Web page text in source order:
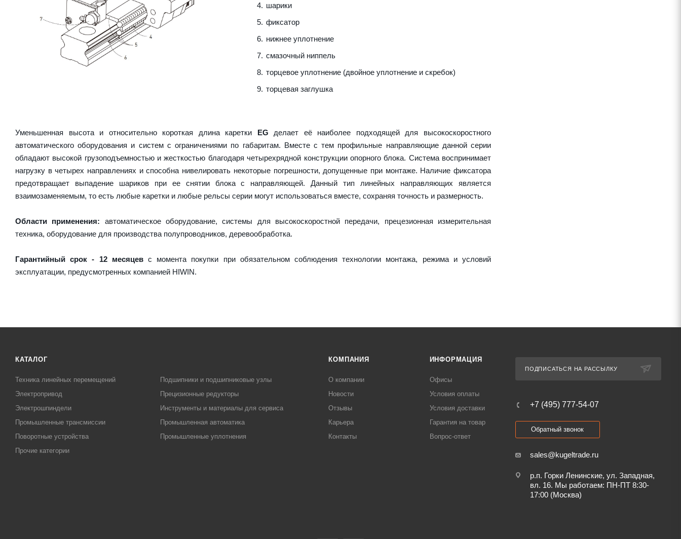
шарики
фиксатор
нижнее уплотнение
смазочный ниппель
торцевое уплотнение (двойное уплотнение и скребок)
торцевая заглушка
Уменьшенная высота и относительно короткая длина каретки EG делает её наиболее подходящей для высокоскоростного
автоматического оборудования и систем с ограничениями по габаритам. Вместе с тем профильные направляющие данной серии
обладают высокой грузоподъемностью и жесткостью благодаря четырехрядной конструкции опорного блока. Система воспринимает
нагрузку в четырех направлениях и способна нивелировать некоторые погрешности, допущенные при монтаже. Наличие фиксатора
предотвращает выпадение шариков при ее снятии блока с направляющей. Данный тип линейных направляющих является
взаимозаменяемым, то есть любые каретки и любые рельсы серии могут использоваться вместе, сохраняя точность и размерность.
Области применения: автоматическое оборудование, системы для высокоскоростной передачи, прецезионная измерительная
техника, оборудование для производства полупроводников, деревообработка.
Гарантийный срок - 12 месяцевс момента покупки при обязательном соблюдения технологии монтажа, режима и условий
эксплуатации, предусмотренных компанией HIWIN.
КАТАЛОГ
Техника линейных перемещений
Подшипники и подшипниковые узлы
Электропривод
Прецизионные редукторы
Электрошпиндели
Инструменты и материалы для сервиса
Промышленные трансмиссии
Промышленная автоматика
Поворотные устройства
Промышленные уплотнения
Прочие категории
КОМПАНИЯ
О компании
Новости
Отзывы
Карьера
Контакты
ИНФОРМАЦИЯ
Офисы
Условия оплаты
Условия доставки
Гарантия на товар
Вопрос-ответ
ПОДПИСАТЬСЯ НА РАССЫЛКУ
+7 (495) 777-54-07
Обратный звонок
sales@kugeltrade.ru
р.п. Горки Ленинские, ул. Западная,
вл. 16. Мы работаем: ПН-ПТ 8:30-
17:00 (Москва)